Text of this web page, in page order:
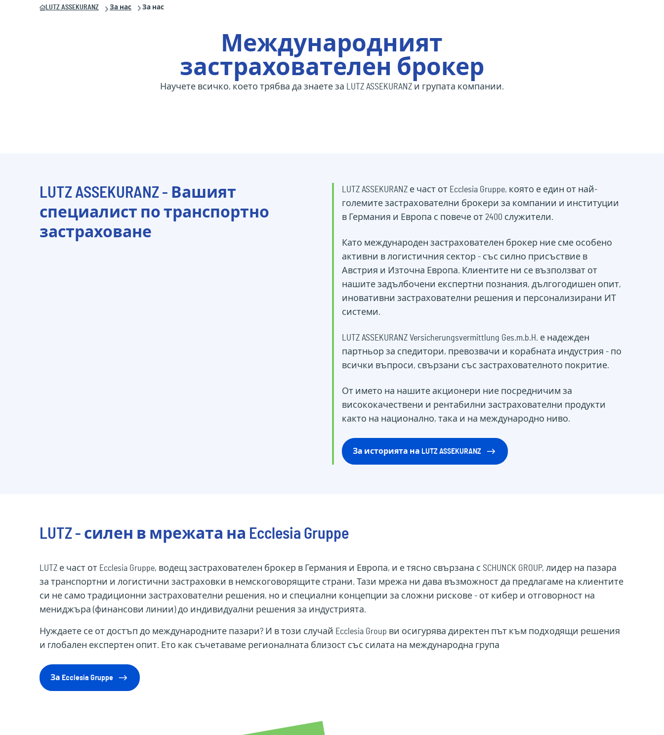
LUTZ ASSEKURANZ За нас За нас
Международният
застрахователен брокер
Научете всичко, което трябва да знаете за LUTZ ASSEKURANZ и групата компании.
LUTZ ASSEKURANZ - Вашият
специалист по транспортно
застраховане
LUTZ ASSEKURANZ е част от Ecclesia Gruppe, която е един от най-
големите застрахователни брокери за компании и институции
в Германия и Европа с повече от 2400 служители.
Като международен застрахователен брокер ние сме особено
активни в логистичния сектор - със силно присъствие в
Австрия и Източна Европа. Клиентите ни се възползват от
нашите задълбочени експертни познания, дългогодишен опит,
иновативни застрахователни решения и персонализирани ИТ
системи.
LUTZ ASSEKURANZ Versicherungsvermittlung Ges.m.b.H. е надежден
партньор за спедитори, превозвачи и корабната индустрия - по
всички въпроси, свързани със застрахователното покритие.
От името на нашите акционери ние посредничим за
висококачествени и рентабилни застрахователни продукти
както на национално, така и на международно ниво.
За историята на LUTZ ASSEKURANZ
LUTZ - силен в мрежата на Ecclesia Gruppe
LUTZ е част от Ecclesia Gruppe, водещ застрахователен брокер в Германия и Европа, и е тясно свързана с SCHUNCK GROUP, лидер на пазара
за транспортни и логистични застраховки в немскоговорящите страни. Тази мрежа ни дава възможност да предлагаме на клиентите
си не само традиционни застрахователни решения, но и специални концепции за сложни рискове - от кибер и отговорност на
мениджъра (финансови линии) до индивидуални решения за индустрията.
Нуждаете се от достъп до международните пазари? И в този случай Ecclesia Group ви осигурява директен път към подходящи решения
и глобален експертен опит. Ето как съчетаваме регионалната близост със силата на международна група
За Ecclesia Gruppe